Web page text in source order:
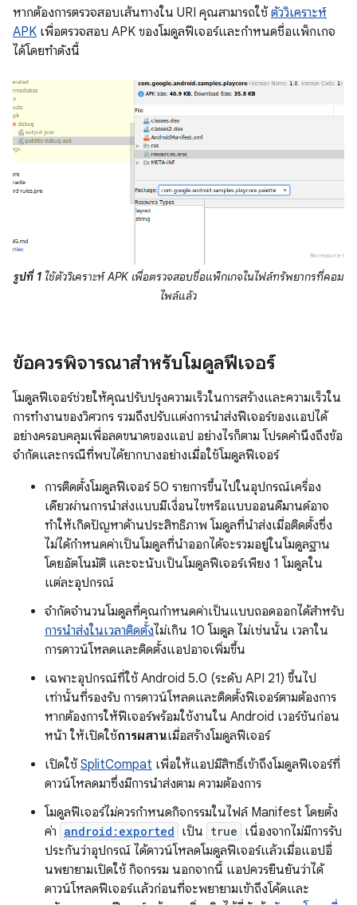
หากต้องการตรวจสอบเส้นทางใน URI คุณสามารถใช้ ตัววิเคราะห์
APK เพื่อตรวจสอบ APK ของโมดูลฟีเจอร์และกำหนดชื่อแพ็กเกจ
ได้โดยทำดังนี้
รูปที่ 1ใช้ตัววิเคราะห์ APK เพื่อตรวจสอบชื่อแพ็กเกจในไฟล์ทรัพยากรที่คอม
ไพล์แล้ว
ข้อควรพิจารณาสําหรับโมดูลฟีเจอร์
โมดูลฟีเจอร์ช่วยให้คุณปรับปรุงความเร็วในการสร้างและความเร็วใน
การทำงานของวิศวกร รวมถึงปรับแต่งการนำส่งฟีเจอร์ของแอปได้
อย่างครอบคลุมเพื่อลดขนาดของแอป อย่างไรก็ตาม โปรดคำนึงถึงข้อ
จำกัดและกรณีที่พบได้ยากบางอย่างเมื่อใช้โมดูลฟีเจอร์
การติดตั้งโมดูลฟีเจอร์ 50 รายการขึ้นไปในอุปกรณ์เครื่อง
เดียวผ่านการนำส่งแบบมีเงื่อนไขหรือแบบออนดีมานด์อาจ
ทำให้เกิดปัญหาด้านประสิทธิภาพ โมดูลที่นำส่งเมื่อติดตั้งซึ่ง
ไม่ได้กำหนดค่าเป็นโมดูลที่นำออกได้จะรวมอยู่ในโมดูลฐาน
โดยอัตโนมัติ และจะนับเป็นโมดูลฟีเจอร์เพียง 1 โมดูลใน
แต่ละอุปกรณ์
จำกัดจำนวนโมดูลที่คุณกำหนดค่าเป็นแบบถอดออกได้สำหรับ
การนำส่งในเวลาติดตั้งไม่เกิน 10 โมดูล ไม่เช่นนั้น เวลาใน
การดาวน์โหลดและติดตั้งแอปอาจเพิ่มขึ้น
เฉพาะอุปกรณ์ที่ใช้ Android 5.0 (ระดับ API 21) ขึ้นไป
เท่านั้นที่รองรับ การดาวน์โหลดและติดตั้งฟีเจอร์ตามต้องการ
หากต้องการให้ฟีเจอร์พร้อมใช้งานใน Android เวอร์ชันก่อน
หน้า ให้เปิดใช้การผสานเมื่อสร้างโมดูลฟีเจอร์
เปิดใช้ SplitCompat เพื่อให้แอปมีสิทธิ์เข้าถึงโมดูลฟีเจอร์ที่
ดาวน์โหลดมาซึ่งมีการนำส่งตาม ความต้องการ
โมดูลฟีเจอร์ไม่ควรกำหนดกิจกรรมในไฟล์ Manifest โดยตั้ง
ค่า android:exported เป็น true เนื่องจากไม่มีการรับ
ประกันว่าอุปกรณ์ ได้ดาวน์โหลดโมดูลฟีเจอร์แล้วเมื่อแอปอื่
นพยายามเปิดใช้ กิจกรรม นอกจากนี้ แอปควรยืนยันว่าได้
ดาวน์โหลดฟีเจอร์แล้วก่อนที่จะพยายามเข้าถึงโค้ดและ